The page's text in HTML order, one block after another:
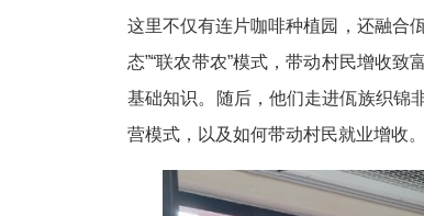
这里不仅有连片咖啡种植园，还融合
态”“联农带农”模式，带动村民增收
基础知识。随后，他们走进佤族织锦
营模式，以及如何带动村民就业增收